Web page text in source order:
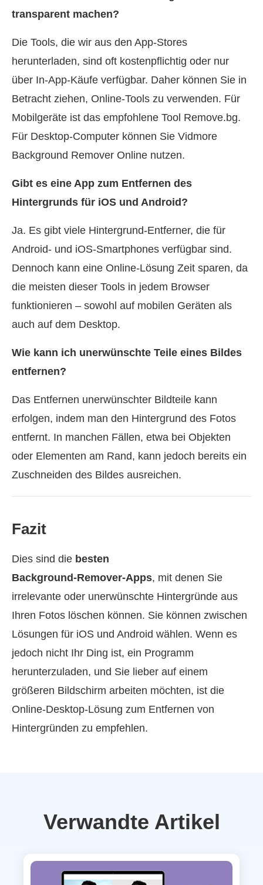
transparent machen?
Die Tools, die wir aus den App-Stores
herunterladen, sind oft kostenpflichtig oder nur
über In-App-Käufe verfügbar. Daher können Sie in
Betracht ziehen, Online-Tools zu verwenden. Für
Mobilgeräte ist das empfohlene Tool Remove.bg.
Für Desktop-Computer können Sie Vidmore
Background Remover Online nutzen.
Gibt es eine App zum Entfernen des
Hintergrunds für iOS und Android?
Ja. Es gibt viele Hintergrund-Entferner, die für
Android- und iOS-Smartphones verfügbar sind.
Dennoch kann eine Online-Lösung Zeit sparen, da
die meisten dieser Tools in jedem Browser
funktionieren – sowohl auf mobilen Geräten als
auch auf dem Desktop.
Wie kann ich unerwünschte Teile eines Bildes
entfernen?
Das Entfernen unerwünschter Bildteile kann
erfolgen, indem man den Hintergrund des Fotos
entfernt. In manchen Fällen, etwa bei Objekten
oder Elementen am Rand, kann jedoch bereits ein
Zuschneiden des Bildes ausreichen.
Fazit
Dies sind die besten
Background‑Remover‑Apps, mit denen Sie
irrelevante oder unerwünschte Hintergründe aus
Ihren Fotos löschen können. Sie können zwischen
Lösungen für iOS und Android wählen. Wenn es
jedoch nicht Ihr Ding ist, ein Programm
herunterzuladen, und Sie lieber auf einem
größeren Bildschirm arbeiten möchten, ist die
Online‑Desktop‑Lösung zum Entfernen von
Hintergründen zu empfehlen.
Verwandte Artikel